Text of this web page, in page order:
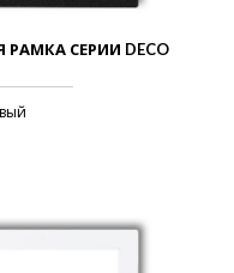
СЕРИИ DECO